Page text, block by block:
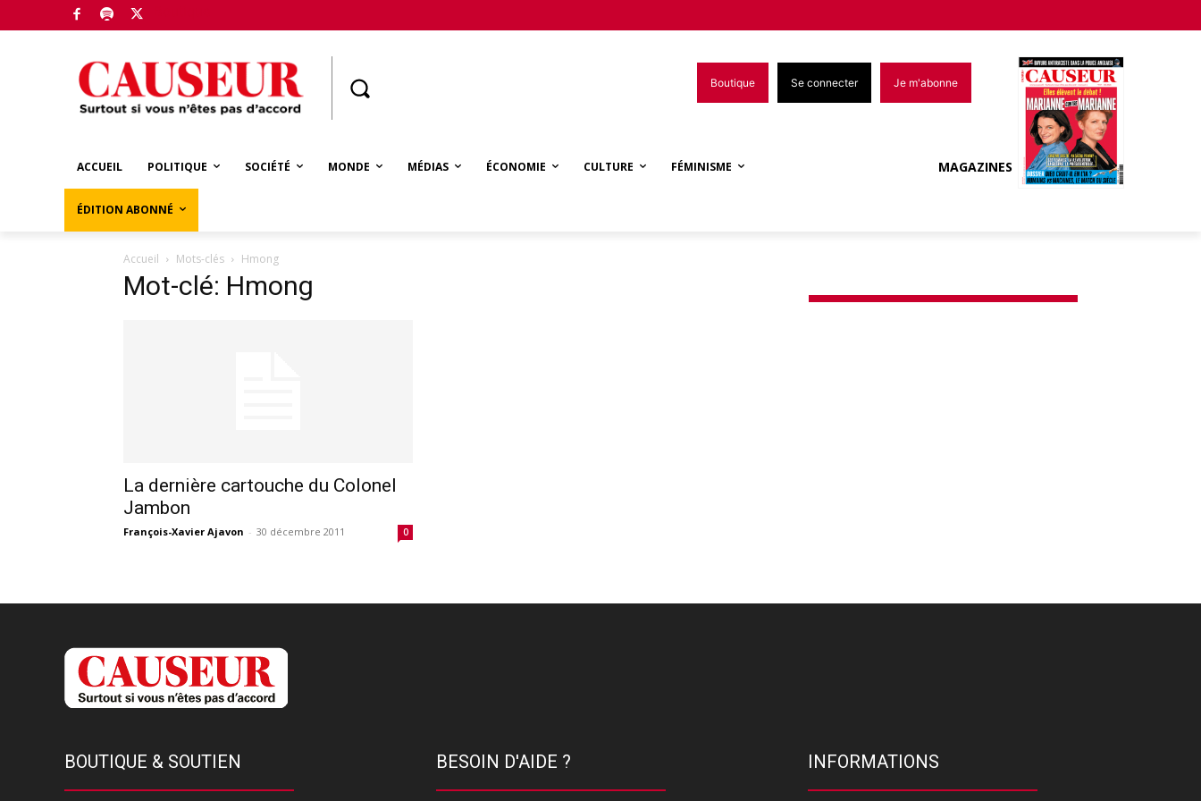
Boutique Se connecter Je m'abonne
ACCUEIL POLITIQUE SOCIÉTÉ MONDE MÉDIAS ÉCONOMIE CULTURE FÉMINISME
ÉDITION ABONNÉ
MAGAZINES
Accueil Mots-clés Hmong
Mot-clé: Hmong
La dernière cartouche du Colonel
Jambon
François-Xavier Ajavon - 30 décembre 2011 0
BOUTIQUE & SOUTIEN BESOIN D'AIDE ? INFORMATIONS